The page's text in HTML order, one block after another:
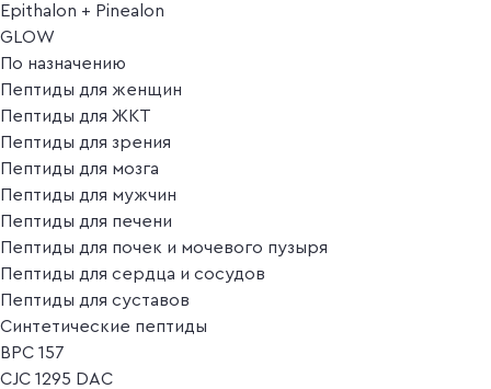
Epithalon + Pinealon
GLOW
По назначению
Пептиды для женщин
Пептиды для ЖКТ
Пептиды для зрения
Пептиды для мозга
Пептиды для мужчин
Пептиды для печени
Пептиды для почек и мочевого пузыря
Пептиды для сердца и сосудов
Пептиды для суставов
Синтетические пептиды
BPC 157
CJC 1295 DAC